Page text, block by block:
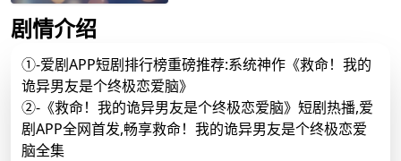
剧情介绍
①-爱剧APP短剧排行榜重磅推荐:系统神作《救命！我的
诡异男友是个终极恋爱脑》
②-《救命！我的诡异男友是个终极恋爱脑》短剧热播,爱
剧APP全网首发,畅享救命！我的诡异男友是个终极恋爱
脑全集